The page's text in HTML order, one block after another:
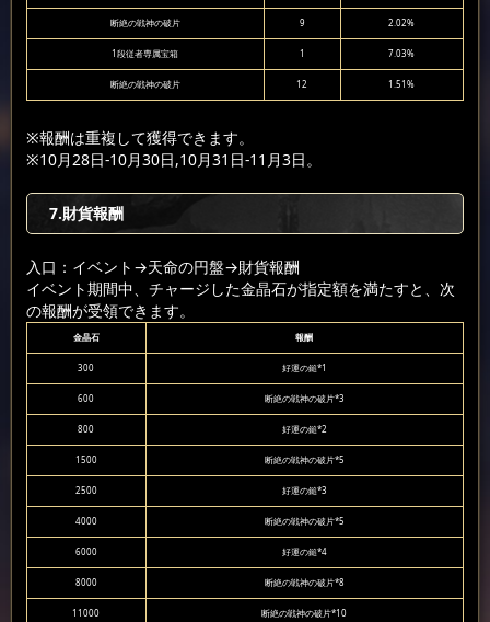
断絶の戦神の破片 9 2.02%
1段従者専属宝箱 1 7.03%
断絶の戦神の破片 12 1.51%
※報酬は重複して獲得できます。
※10月28日-10月30日,10月31日-11月3日。
7.財貨報酬
入口：イベント →天命の円盤→財貨報酬
イベント期間中、チャージした金晶石が指定額を満たすと、次
の報酬が受領できます。
金晶石 報酬
300 好運の鎚*1
600 断絶の戦神の破片*3
800 好運の鎚*2
1500 断絶の戦神の破片*5
2500 好運の鎚*3
4000 断絶の戦神の破片*5
6000 好運の鎚*4
8000 断絶の戦神の破片*8
11000 断絶の戦神の破片*10